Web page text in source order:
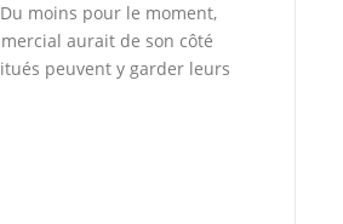
Du moins pour le moment,
aurait de son côté
peuvent y garder leurs